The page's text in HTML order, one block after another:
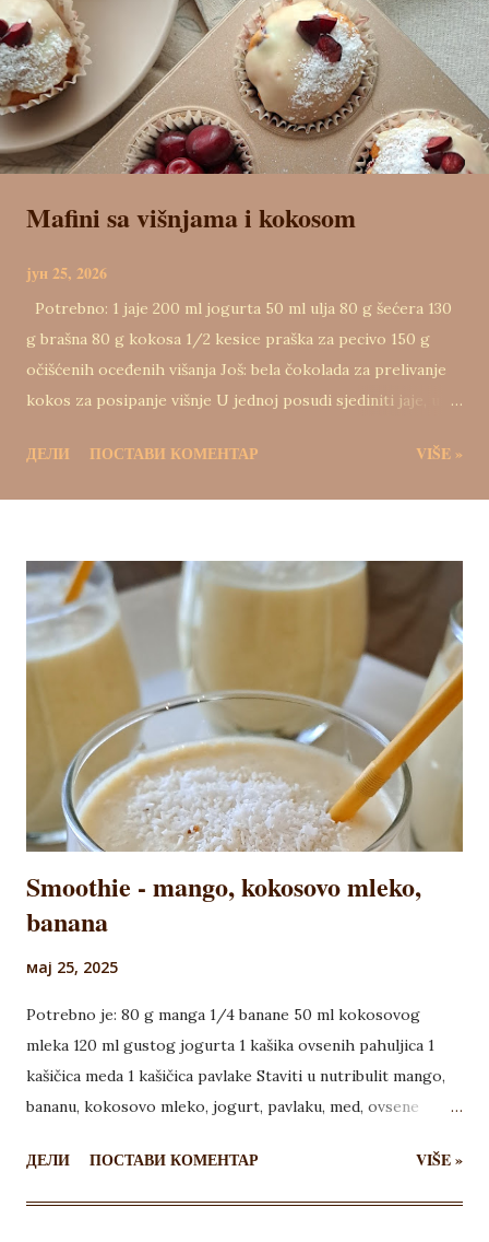
Mafini sa višnjama i kokosom
јун 25, 2026
Potrebno: 1 jaje 200 ml jogurta 50 ml ulja 80 g šećera 130
g brašna 80 g kokosa 1/2 kesice praška za pecivo 150 g
očišćenih oceđenih višanja Još: bela čokolada za prelivanje
kokos za posipanje višnje U jednoj posudi sjediniti jaje, ulje
prašak za pecivo. Sjediniti obe smese što kraće mešajući.
Ohlađene ukrasiti belom čokoladom ili samo posuti
kokosom i prah šećerom.
ДЕЛИ ПОСТАВИ КОМЕНТАР VIŠE »
Smoothie - mango, kokosovo mleko,
banana
мај 25, 2025
Potrebno je: 80 g manga 1/4 banane 50 ml kokosovog
mleka 120 ml gustog jogurta 1 kašika ovsenih pahuljica 1
kašičica meda 1 kašičica pavlake Staviti u nutribulit mango,
bananu, kokosovo mleko, jogurt, pavlaku, med, ovsene
čašu, možete posuti kokosom i poslužite.
ДЕЛИ ПОСТАВИ КОМЕНТАР VIŠE »